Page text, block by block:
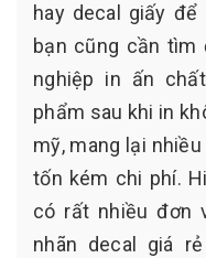
hay decal giấy
bạn cũng cần tìm
nghiệp in ấn
phẩm sau khi in
mỹ, mang lại
tốn kém chi phí.
có rất nhiều đơn
nhãn decal giá